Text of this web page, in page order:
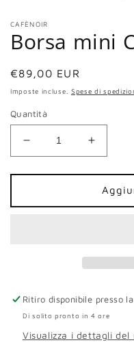
finestra
modale
CAFÈNOIR
Borsa mini
Prezzo
di
€89,00 EUR
Imposte incluse. Spese di
Quantità
Diminuisci
quantità
per
mini
Aumenta
quantità
per
Borsa
mini
Ritiro disponibile presso
Di solito pronto in 4 ore
Visualizza i dettagli del